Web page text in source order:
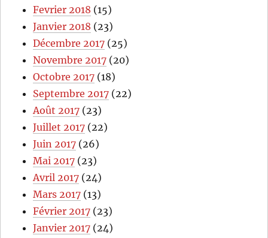
Fevrier 2018 (15)
Janvier 2018 (23)
Décembre 2017 (25)
Novembre 2017 (20)
Octobre 2017 (18)
Septembre 2017 (22)
Août 2017 (23)
Juillet 2017 (22)
Juin 2017 (26)
Mai 2017 (23)
Avril 2017 (24)
Mars 2017 (13)
Février 2017 (23)
Janvier 2017 (24)